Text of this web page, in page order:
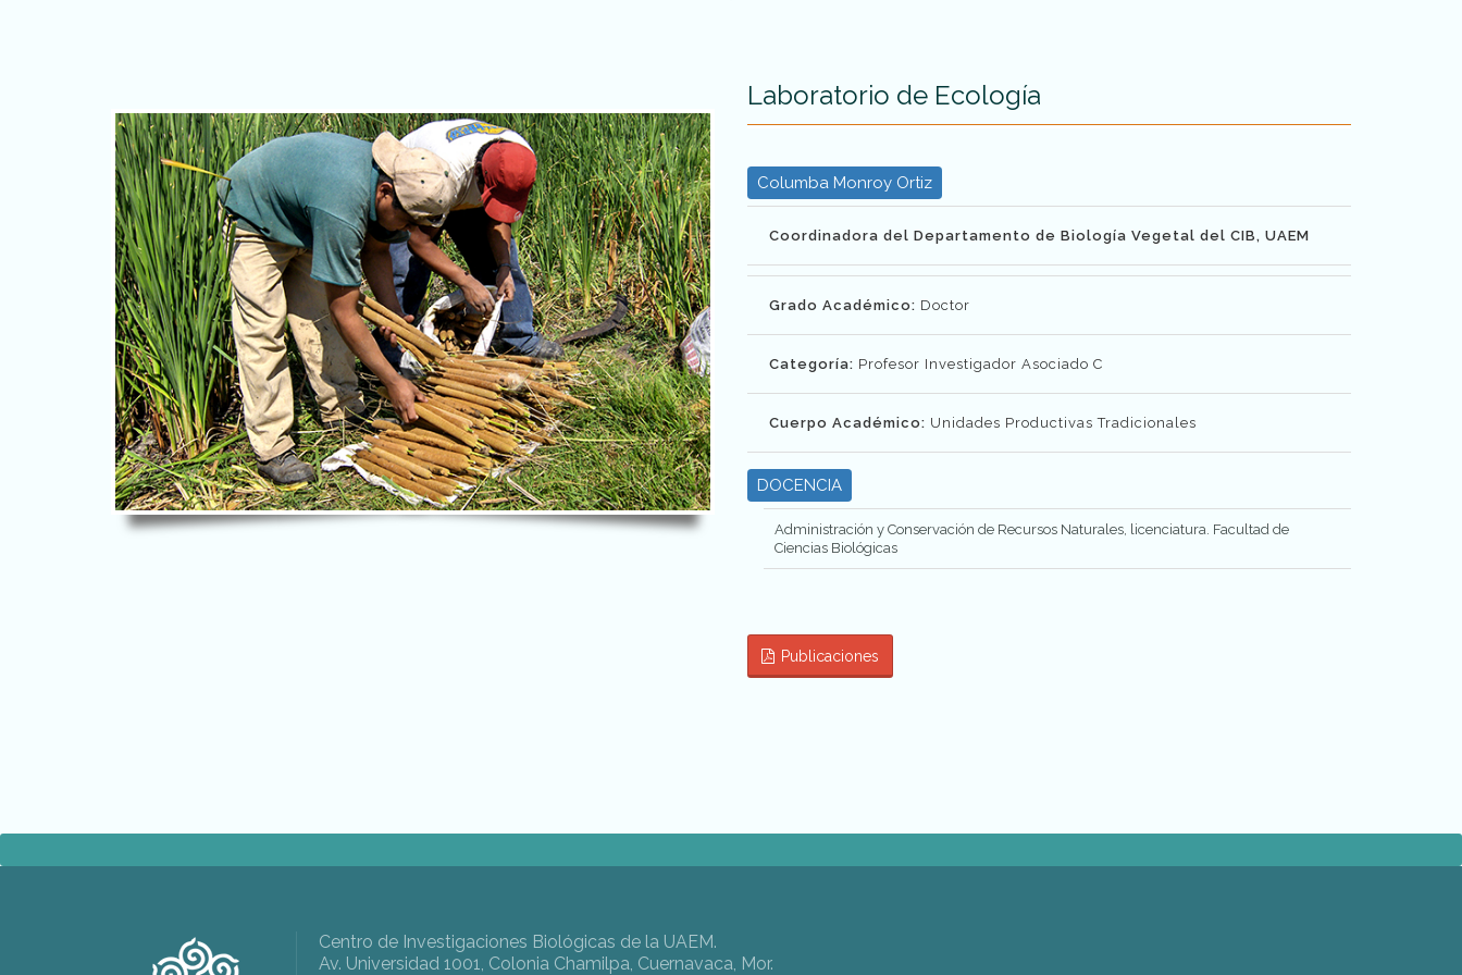
Laboratorio de Ecología
Columba Monroy Ortiz
Coordinadora del Departamento de Biología Vegetal del CIB, UAEM
Grado Académico: Doctor
Categoría: Profesor Investigador Asociado C
Cuerpo Académico: Unidades Productivas Tradicionales
DOCENCIA
Administración y Conservación de Recursos Naturales, licenciatura. Facultad de
Ciencias Biológicas
Publicaciones
Centro de Investigaciones Biológicas de la UAEM.
Av. Universidad 1001, Colonia Chamilpa, Cuernavaca, Mor.